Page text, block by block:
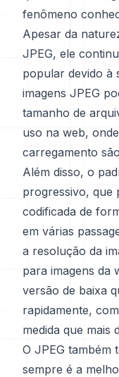
fenômeno
Apesar da
JPEG, ele
popular devido à
imagens JPEG
tamanho de
uso na web,
carregamento
Além disso, o
progressivo, que
codificada de
em várias
a resolução da
para imagens da
versão de baixa
rapidamente,
medida que mais
O JPEG também
sempre é a